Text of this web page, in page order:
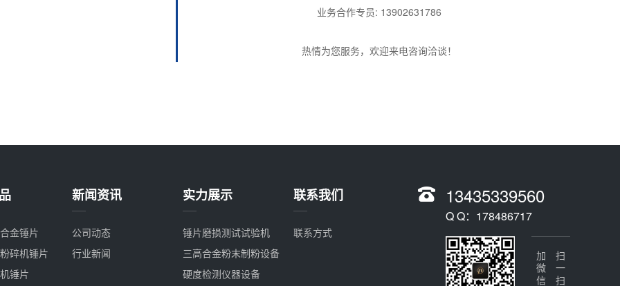
业务合作专员: 13902631786
热情为您服务，欢迎来电咨询洽谈！
金锤片
碎机锤片
锤片
新闻资讯
公司动态
行业新闻
实力展示
锤片磨损测试试验机
三高合金粉末制粉设备
硬度检测仪器设备
联系我们
联系方式
13435339560
Q Q：178486717
扫一扫
加微信